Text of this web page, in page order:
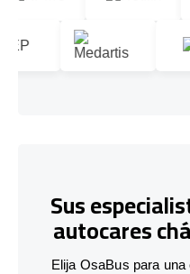
Sus
autocares
Elija OsaBus para